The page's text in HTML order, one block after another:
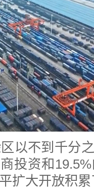
不到千分之
投资和
扩大开放积